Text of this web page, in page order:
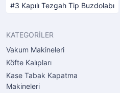
3 Kapılı Tezgah Tip Buzdolabı
KATEGORİLER
Vakum Makineleri
Köfte Kalıpları
Kase Tabak Kapatma
Makineleri